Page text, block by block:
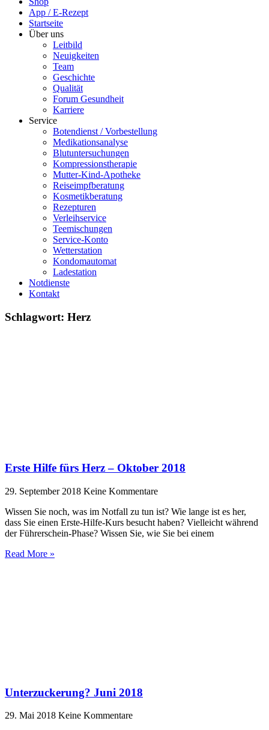
App / E-Rezept
Startseite
Über uns
Leitbild
Neuigkeiten
Team
Geschichte
Qualität
Forum Gesundheit
Karriere
Service
Botendienst / Vorbestellung
Medikationsanalyse
Blutuntersuchungen
Kompressionstherapie
Mutter-Kind-Apotheke
Reiseimpfberatung
Kosmetikberatung
Rezepturen
Verleihservice
Teemischungen
Service-Konto
Wetterstation
Kondomautomat
Ladestation
Notdienste
Kontakt
Schlagwort: Herz
Erste Hilfe fürs Herz – Oktober 2018
29. September 2018 Keine Kommentare
Wissen Sie noch, was im Notfall zu tun ist? Wie lange ist es her,
dass Sie einen Erste-Hilfe-Kurs besucht haben? Vielleicht während
der Führerschein-Phase? Wissen Sie, wie Sie bei einem
Read More »
Unterzuckerung? Juni 2018
29. Mai 2018 Keine Kommentare